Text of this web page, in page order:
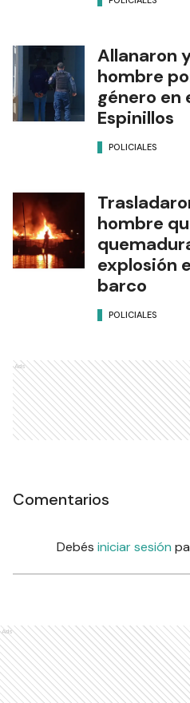
Allanaron
hombre
género en
Espinillos
POLICIALES
hombre
explosión
barco
POLICIALES
Ads
Comentarios
Debés iniciar sesión
Ads